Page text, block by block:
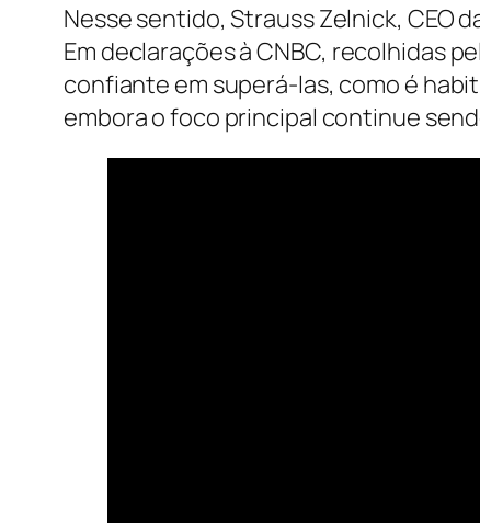
Nesse sentido, Strauss Zelnick, CEO
Em declarações à CNBC, recolhidas
confiante em superá-las, como é
embora o foco principal continue